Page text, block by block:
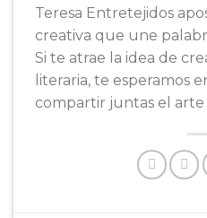
Teresa Entretejidos
creativa que une
Si te atrae la idea de
literaria, te esperamos
compartir juntas el arte